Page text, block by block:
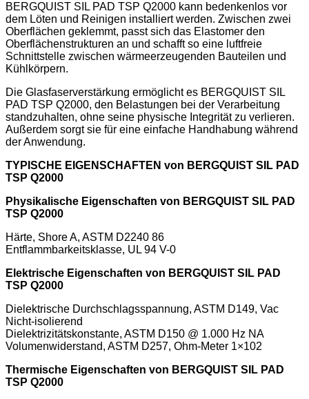
BERGQUIST SIL PAD TSP Q2000 kann bedenkenlos vor
dem Löten und Reinigen installiert werden. Zwischen zwei
Oberflächen geklemmt, passt sich das Elastomer den
Oberflächenstrukturen an und schafft so eine luftfreie
Schnittstelle zwischen wärmeerzeugenden Bauteilen und
Kühlkörpern.
Die Glasfaserverstärkung ermöglicht es BERGQUIST SIL
PAD TSP Q2000, den Belastungen bei der Verarbeitung
standzuhalten, ohne seine physische Integrität zu verlieren.
Außerdem sorgt sie für eine einfache Handhabung während
der Anwendung.
TYPISCHE EIGENSCHAFTEN von BERGQUIST SIL PAD
TSP Q2000
Physikalische Eigenschaften von BERGQUIST SIL PAD
TSP Q2000
Härte, Shore A, ASTM D2240 86
Entflammbarkeitsklasse, UL 94 V-0
Elektrische Eigenschaften von BERGQUIST SIL PAD
TSP Q2000
Dielektrische Durchschlagsspannung, ASTM D149, Vac
Nicht-isolierend
Dielektrizitätskonstante, ASTM D150 @ 1.000 Hz NA
Volumenwiderstand, ASTM D257, Ohm-Meter 1×102
Thermische Eigenschaften von BERGQUIST SIL PAD
TSP Q2000